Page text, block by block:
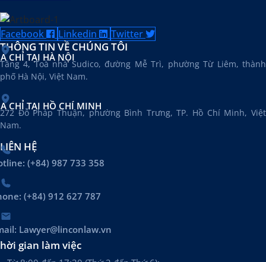
Facebook Linkedin Twitter
THÔNG TIN VỀ CHÚNG TÔI
CHỈ TẠI HÀ NỘI
Tầng 4, Toà nhà Sudico, đường Mễ Trì, phường Từ Liêm, thành
phố Hà Nội, Việt Nam.
CHỈ TẠI HỒ CHÍ MINH
272 Đỗ Pháp Thuận, phường Bình Trưng, TP. Hồ Chí Minh, Việt
Nam.
LIÊN HỆ
(+84) 987 733 358
(+84) 912 627 787
Lawyer@linconlaw.vn
gian làm việc